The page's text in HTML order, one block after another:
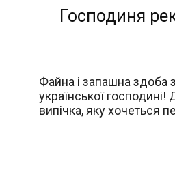
Господиня
Файна і запашна здоба
української
випічка, яку хочеться